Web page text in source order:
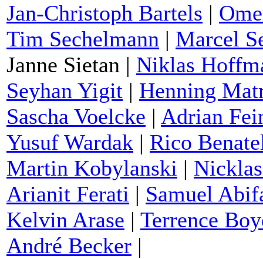
Jan-Christoph Bartels |
Tim Sechelmann | Marcel
Janne Sietan | Niklas
Seyhan Yigit | Henning
Sascha Voelcke | Adrian
Yusuf Wardak | Rico
Martin Kobylanski |
Arianit Ferati | Samuel
Kelvin Arase | Terrence
André Becker |